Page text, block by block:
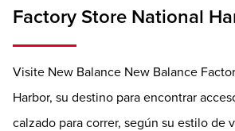
Factory Store National
Visite New Balance New Balance
Harbor, su destino para encontrar
calzado para correr, según su estilo de